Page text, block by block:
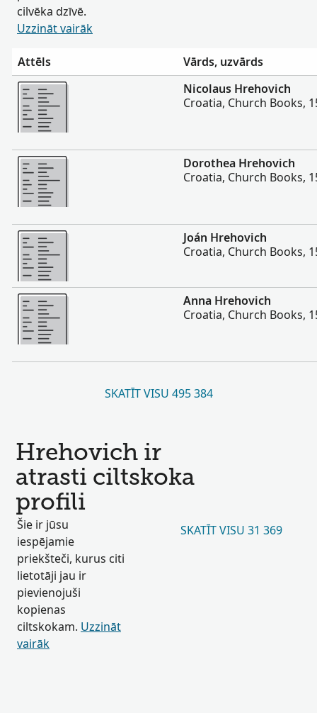
cilvēka dzīvē.
Uzzināt vairāk
Attēls
Vārds, uzvārds
Vairāk
Nicolaus Hrehovich
Croatia, Church Books,
Vairāk
Dorothea Hrehovich
Croatia, Church Books,
Vairāk
Joán Hrehovich
Croatia, Church Books,
Vairāk
Anna Hrehovich
Croatia, Church Books,
SKATĪT VISU 495 384
Hrehovich ir
atrasti ciltskoka
profili
Šie ir jūsu
iespējamie
priekšteči, kurus citi
lietotāji jau ir
pievienojuši
kopienas
ciltskokam. Uzzināt
vairāk
SKATĪT VISU 31 369